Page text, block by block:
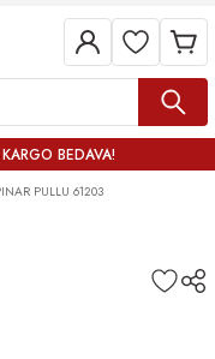
BEDAVA!
PULLU 61203